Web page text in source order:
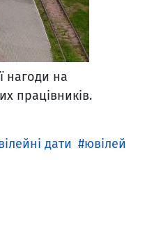
нагоди на
працівників.
дати
ювілей